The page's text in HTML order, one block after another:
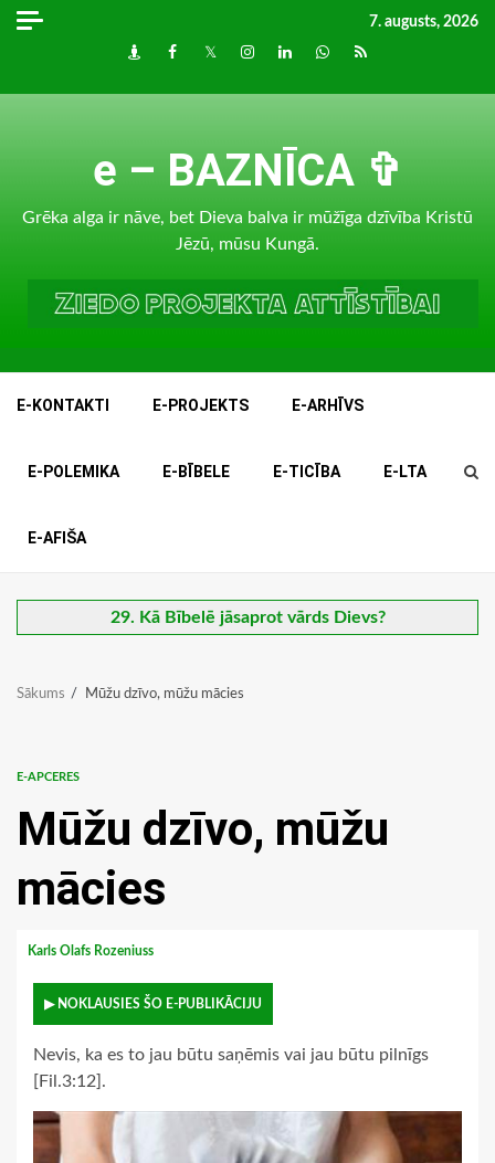
Skip
7. augusts, 2026
DraugiemFacebook
TwitterInstagram
LinkedInwhatsapp
RSS
e – BAZNĪCA ✞
Grēka alga ir nāve, bet Dieva balva ir mūžīga dzīvība Kristū
Jēzū, mūsu Kungā.
E-KONTAKTI E-PROJEKTS E-ARHĪVS
E-POLEMIKA E-BĪBELE E-TICĪBA E-LTA
E-AFIŠA
29. Kā Bībelē jāsaprot vārds Dievs?
Sākums Mūžu dzīvo, mūžu mācies
E-APCERES
Mūžu dzīvo, mūžu
mācies
Karls Olafs Rozeniuss
▶ NOKLAUSIES ŠO E-PUBLIKĀCIJU
Nevis, ka es to jau būtu saņēmis vai jau būtu pilnīgs
[Fil.3:12].